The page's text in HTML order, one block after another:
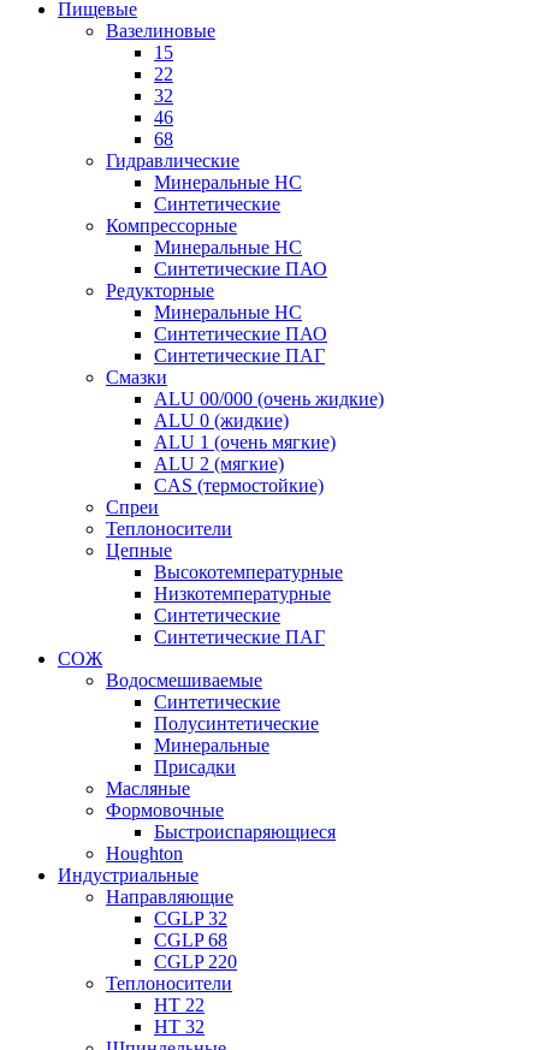
Пищевые
Вазелиновые
15
22
32
46
68
Гидравлические
Минеральные HC
Синтетические
Компрессорные
Минеральные HC
Синтетические ПАО
Редукторные
Минеральные HC
Синтетические ПАО
Синтетические ПАГ
Смазки
ALU 00/000 (очень жидкие)
ALU 0 (жидкие)
ALU 1 (очень мягкие)
ALU 2 (мягкие)
CAS (термостойкие)
Спреи
Теплоносители
Цепные
Высокотемпературные
Низкотемпературные
Синтетические
Синтетические ПАГ
СОЖ
Водосмешиваемые
Синтетические
Полусинтетические
Минеральные
Присадки
Масляные
Формовочные
Быстроиспаряющиеся
Houghton
Индустриальные
Направляющие
CGLP 32
CGLP 68
CGLP 220
Теплоносители
HT 22
HT 32